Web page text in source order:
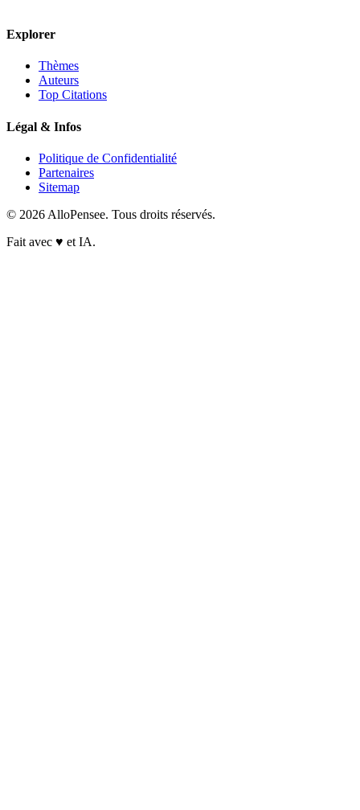
Explorer
Thèmes
Auteurs
Top Citations
Légal & Infos
Politique de Confidentialité
Partenaires
Sitemap
© 2026 AlloPensee. Tous droits réservés.
Fait avec ♥ et IA.